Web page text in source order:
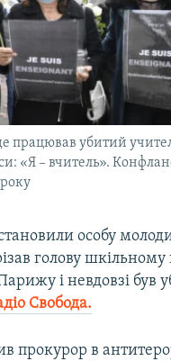
ПРОБЛЕМА КРИМУ
RL
працював убитий
«Я – вчитель».
особу
голову шкільному
і невдовзі був
Свобода.
прокурор в